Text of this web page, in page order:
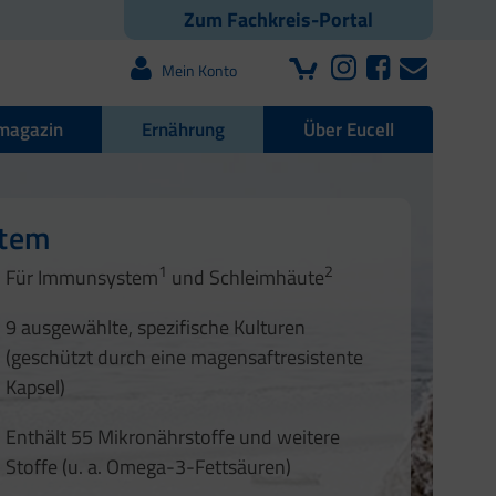
Zum Fachkreis-Portal
Mein Konto
Ernährung Über Eucell
Für Immunsystem1 und Schleimhäute2
9 ausgewählte, spezifische Kulturen
(geschützt durch eine magensaftresistente
Kapsel)
Enthält 55 Mikronährstoffe und weitere
Stoffe (u. a. Omega-3-Fettsäuren)
Nägel
1 2 3
4
3